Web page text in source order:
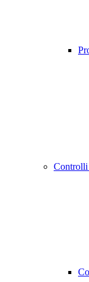
Controlli